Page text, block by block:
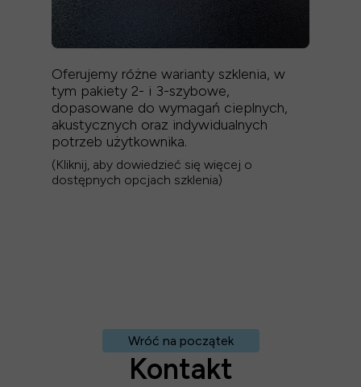
Oferujemy różne warianty szklenia, w
tym pakiety 2- i 3-szybowe,
dopasowane do wymagań cieplnych,
akustycznych oraz indywidualnych
potrzeb użytkownika.
(Kliknij, aby dowiedzieć się więcej o
dostępnych opcjach szklenia)
Wróć na początek
Kontakt